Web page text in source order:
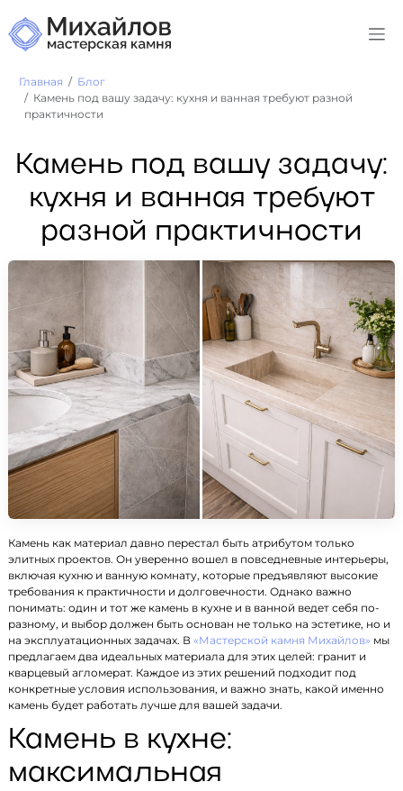
Главная
Блог
Камень под вашу задачу: кухня и ванная требуют разной
практичности
Камень под вашу задачу:
кухня и ванная требуют
разной практичности
Камень как материал давно перестал быть атрибутом только
элитных проектов. Он уверенно вошел в повседневные интерьеры,
включая кухню и ванную комнату, которые предъявляют высокие
требования к практичности и долговечности. Однако важно
понимать: один и тот же камень в кухне и в ванной ведет себя по-
разному, и выбор должен быть основан не только на эстетике, но и
на эксплуатационных задачах. В «Мастерской камня Михайлов» мы
предлагаем два идеальных материала для этих целей: гранит и
кварцевый агломерат. Каждое из этих решений подходит под
конкретные условия использования, и важно знать, какой именно
камень будет работать лучше для вашей задачи.
Камень в кухне:
максимальная